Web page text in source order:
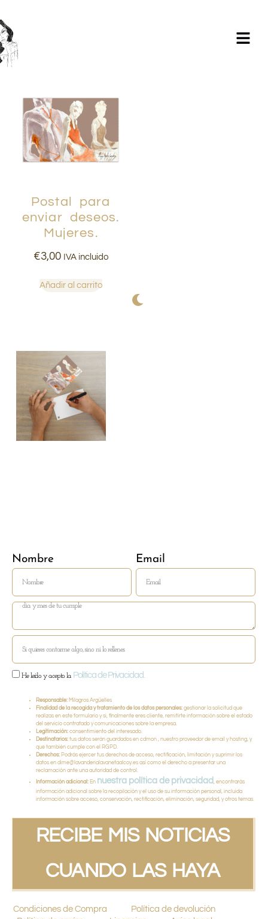
Formación | Ilustración holistic lifestyle | - CONTACTA -
Postal para
enviar deseos.
Mujeres.
€3,00 IVA incluido
Añadir al carrito
Nombre Email
He leído y acepto la Política de Privacidad.
Responsable: Milagros Argüelles
Finalidad de la recogida y tratamiento de los datos personales: gestionar la solicitud que
realizas en este formulario y si, finalmente eres cliente, remitirte información sobre el estado
del servicio contratado y comunicaciones sobre la empresa.
Legitimación: consentimiento del interesado.
Destinatarios: tus datos serán guardados en cdmon , nuestro proveedor de email y hosting, y
que también cumple con el RGPD.
Derechos: Podrás ejercer tus derechos de acceso, rectificación, limitación y suprimir los
datos en dime@lavanderialavanetaalcoy.es así como el derecho a presentar una
reclamación ante una autoridad de control.
Información adicional: En nuestra política de privacidad
, encontrarás
información adicional sobre la recopilación y el uso de su información personal, incluida
información sobre acceso, conservación, rectificación, eliminación, seguridad, y otros temas.
RECIBE MIS NOTICIAS
CUANDO LAS HAYA
Condiciones de Compra
Política de devolución